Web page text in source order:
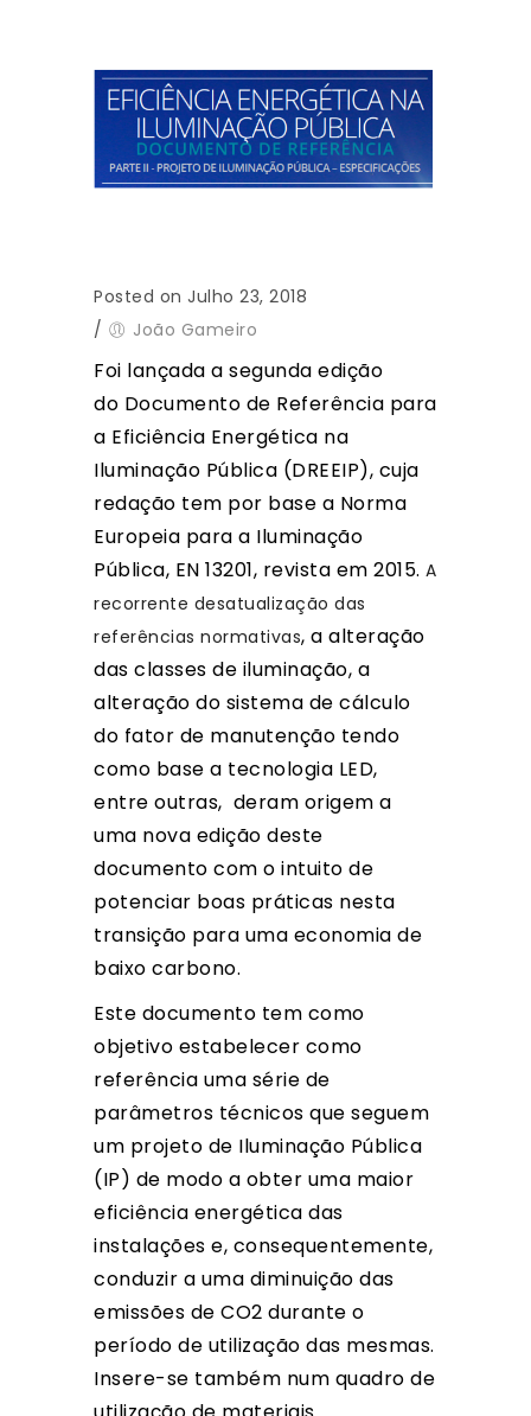
Posted on Julho 23, 2018
/
João Gameiro
Foi lançada a segunda edição
do Documento de Referência para
a Eficiência Energética na
Iluminação Pública (DREEIP), cuja
redação tem por base a Norma
Europeia para a Iluminação
Pública, EN 13201, revista em 2015. A
recorrente desatualização das
referências normativas, a alteração
das classes de iluminação, a
alteração do sistema de cálculo
do fator de manutenção tendo
como base a tecnologia LED,
entre outras, deram origem a
uma nova edição deste
documento com o intuito de
potenciar boas práticas nesta
transição para uma economia de
baixo carbono.
Este documento tem como
objetivo estabelecer como
referência uma série de
parâmetros técnicos que seguem
um projeto de Iluminação Pública
(IP) de modo a obter uma maior
eficiência energética das
instalações e, consequentemente,
conduzir a uma diminuição das
emissões de CO2 durante o
período de utilização das mesmas.
Insere-se também num quadro de